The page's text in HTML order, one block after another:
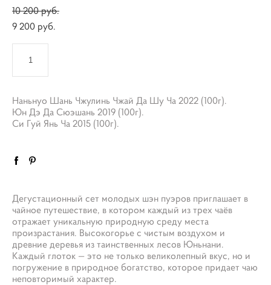
10 200 pуб.
9 200 pуб.
Наньнуо Шань Чжулинь Чжай Да Шу Ча 2022 (100г).
​Юн Дэ Да Сюэшань 2019 (100г).
​Си Гуй Янь Ча 2015 (100г).
Дегустационный сет молодых шэн пуэров приглашает в
чайное путешествие, в котором каждый из трех чаёв
отражает уникальную природную среду места
произрастания. Высокогорье с чистым воздухом и
древние деревья из таинственных лесов Юньнани.
Каждый глоток — это не только великолепный вкус, но и
погружение в природное богатство, которое придает чаю
неповторимый характер.